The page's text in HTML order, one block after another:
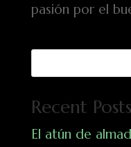
pasión por el
Recent Posts
El atún de